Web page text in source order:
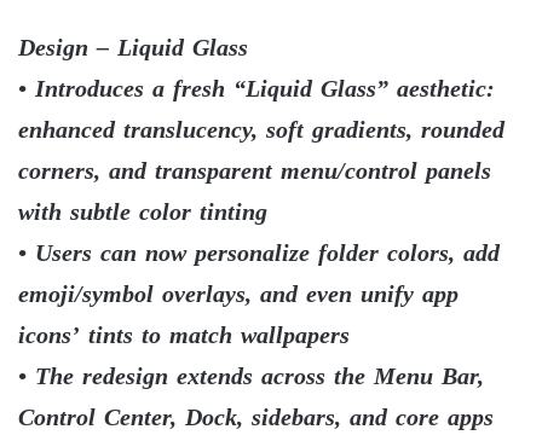
Design – Liquid Glass
• Introduces a fresh “Liquid Glass” aesthetic:
enhanced translucency, soft gradients, rounded
corners, and transparent menu/control panels
with subtle color tinting
• Users can now personalize folder colors, add
emoji/symbol overlays, and even unify app
icons’ tints to match wallpapers
• The redesign extends across the Menu Bar,
Control Center, Dock, sidebars, and core apps